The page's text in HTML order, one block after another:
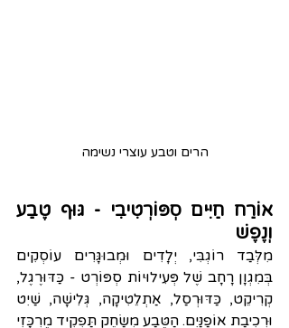
הרים וטבע עוצרי נשימה
וְנֶפֶשׁ